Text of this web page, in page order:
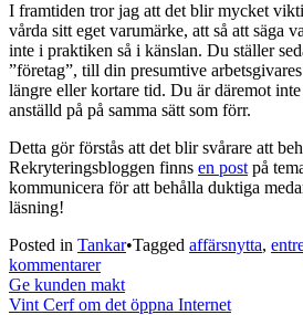
I framtiden tror jag att det blir mycket
vårda sitt eget varumärke, att så att säga
inte i praktiken så i känslan. Du ställer
”företag”, till din presumtive
längre eller kortare tid. Du är däremot
anställd på på samma sätt som förr.
Detta gör förstås att det blir svårare att
Rekryteringsbloggen finns en post på
kommunicera för att behålla duktiga
läsning!
Posted in Tankar•Tagged affärsnytta,
kommentarertill
Hur
behålla
Inläggsnavigering
Ge kunden makt
Vint Cerf om det öppna Internet